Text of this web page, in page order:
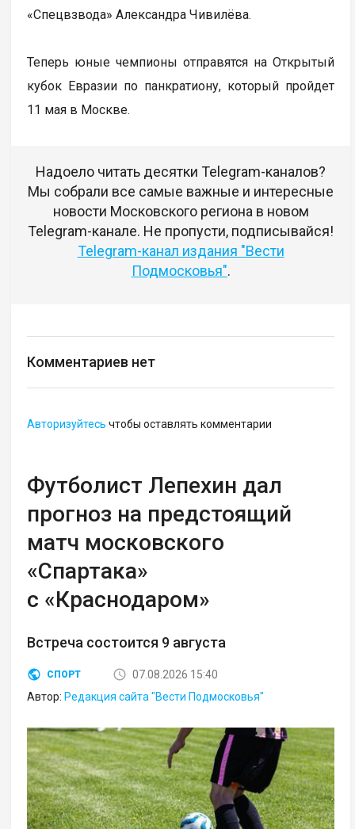
«Спецвзвода» Александра Чивилёва.
Теперь юные чемпионы отправятся на Открытый
кубок Евразии по панкратиону, который пройдет
11 мая в Москве.
Надоело читать десятки Telegram-каналов?
Мы собрали все самые важные и интересные
новости Московского региона в новом
Telegram-канале. Не пропусти, подписывайся!
Telegram-канал издания "Вести
Подмосковья".
Комментариев нет
Авторизуйтесь чтобы оставлять комментарии
Футболист Лепехин дал
прогноз на предстоящий
матч московского
«Спартака»
с «Краснодаром»
Встреча состоится 9 августа
СПОРТ
07.08.2026 15:40
Автор:Редакция сайта "Вести Подмосковья"